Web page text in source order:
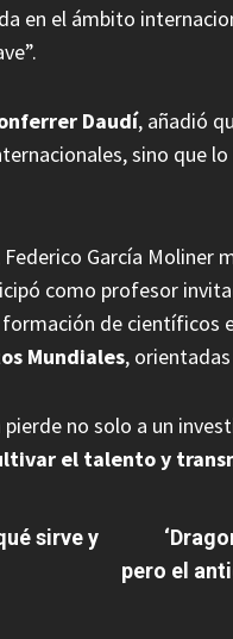
en el ámbito
Daudí, añadió
sino que
García Moliner
como profesor
de científicos
Mundiales,
no solo a un
el talento y
sirve y
pero el